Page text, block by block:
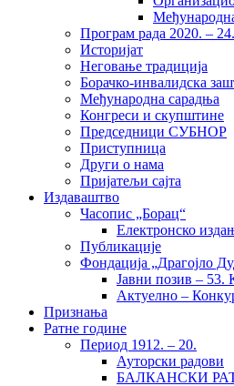
Програм рада 2020. – 24.
Историјат
Неговање традиција
Борачко-инвалидска
Међународна сарадња
Конгреси и скупштине
Председници СУБНОР
Приступница
Други о нама
Пријатељи сајта
Издаваштво
Часопис „Борац“
Електронско
Публикације
Фондација „Драгојло
Јавни позив – 53.
Актуелно –
Признања
Ратне године
Период 1912. – 20.
Ауторски радови
БАЛКАНСКИ